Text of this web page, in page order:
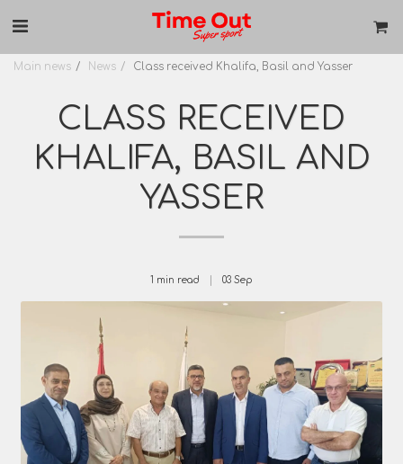
Main news News Class received Khalifa, Basil and Yasser
CLASS RECEIVED
KHALIFA, BASIL AND
YASSER
1 min read 03 Sep